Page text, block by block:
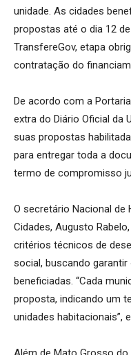
unidade. As cidades
propostas até o dia 12
TransfereGov, etapa
contratação do
De acordo com a
extra do Diário Oficial da
suas propostas
para entregar toda a
termo de compromisso
O secretário Nacional de
Cidades, Augusto
critérios técnicos de
social, buscando garantir
beneficiadas. “Cada
proposta, indicando um
unidades habitacionais”,